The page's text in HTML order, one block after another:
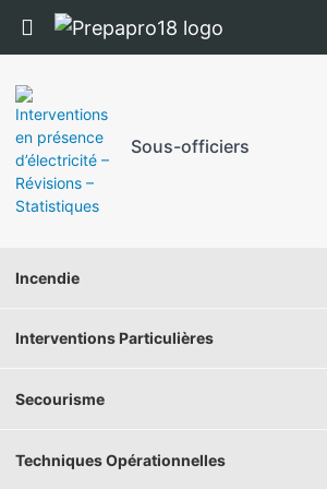
Return to cours: Sous-officiers
Sous-officiers
Incendie
Interventions Particulières
Secourisme
Techniques Opérationnelles
Panneau de gestion des cookies